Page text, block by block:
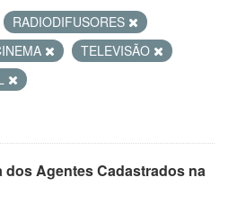
RADIODIFUSORES
TELEVISÃO
Agentes Cadastrados na